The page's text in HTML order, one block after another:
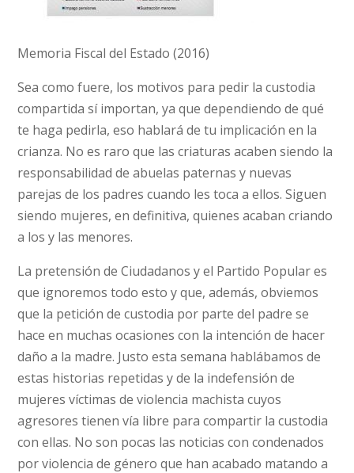
Memoria Fiscal del Estado (2016)
Sea como fuere, los motivos para pedir la custodia
compartida sí importan, ya que dependiendo de qué
te haga pedirla, eso hablará de tu implicación en la
crianza. No es raro que las criaturas acaben siendo la
responsabilidad de abuelas paternas y nuevas
parejas de los padres cuando les toca a ellos. Siguen
siendo mujeres, en definitiva, quienes acaban criando
a los y las menores.
La pretensión de Ciudadanos y el Partido Popular es
que ignoremos todo esto y que, además, obviemos
que la petición de custodia por parte del padre se
hace en muchas ocasiones con la intención de hacer
daño a la madre. Justo esta semana hablábamos de
estas historias repetidas y de la indefensión de
mujeres víctimas de violencia machista cuyos
agresores tienen vía libre para compartir la custodia
con ellas. No son pocas las noticias con condenados
por violencia de género que han acabado matando a